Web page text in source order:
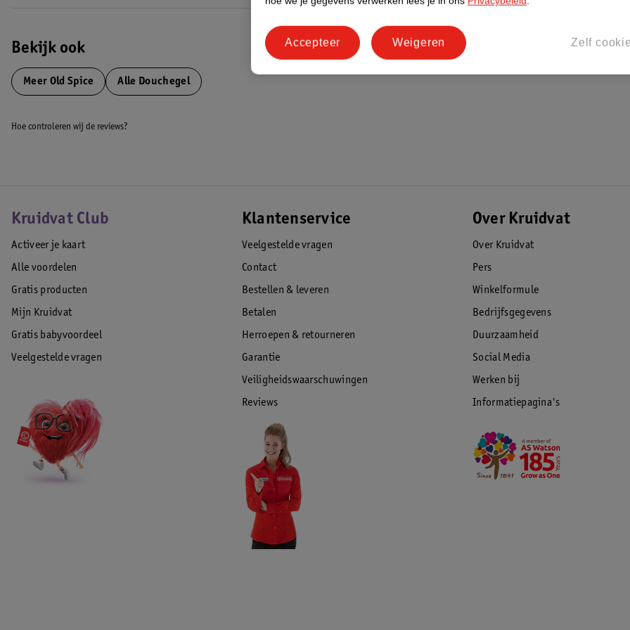
Bekijk ook
Meer Old Spice Alle Douchegel
Hoe controleren wij de reviews?
Kruidvat Club
Activeer je kaart
Alle voordelen
Gratis producten
Mijn Kruidvat
Gratis babyvoordeel
Veelgestelde vragen
Klantenservice
Veelgestelde vragen
Contact
Bestellen & leveren
Betalen
Herroepen & retourneren
Garantie
Veiligheidswaarschuwingen
Reviews
Over Kruidvat
Over Kruidvat
Pers
Winkelformule
Bedrijfsgegevens
Duurzaamheid
Social Media
Werken bij
Informatiepagina's
Zelf
Weigeren
Accepteer